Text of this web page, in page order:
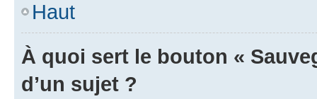
Haut
À quoi sert le bouton «
d’un sujet ?